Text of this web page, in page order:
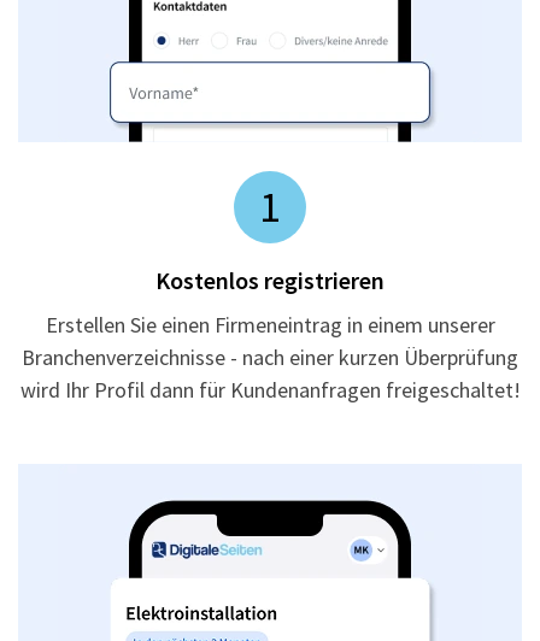
1
Kostenlos registrieren
Erstellen Sie einen Firmeneintrag in einem unserer
Branchenverzeichnisse - nach einer kurzen Überprüfung
wird Ihr Profil dann für Kundenanfragen freigeschaltet!